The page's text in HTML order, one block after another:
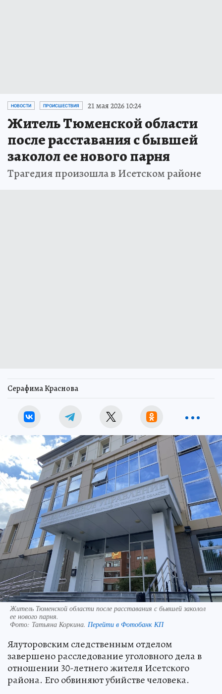
НОВОСТИ ПРОИСШЕСТВИЯ 21 мая 2026 10:24
Житель Тюменской области
после расставания с бывшей
заколол ее нового парня
Трагедия произошла в Исетском районе
Серафима Краснова
Житель Тюменской области после расставания с бывшей заколол
ее нового парня.
Фото: Татьяна Коркина. Перейти в Фотобанк КП
Ялуторовским следственным отделом
завершено расследование уголовного дела в
отношении 30-летнего жителя Исетского
района. Его обвиняют убийстве человека.